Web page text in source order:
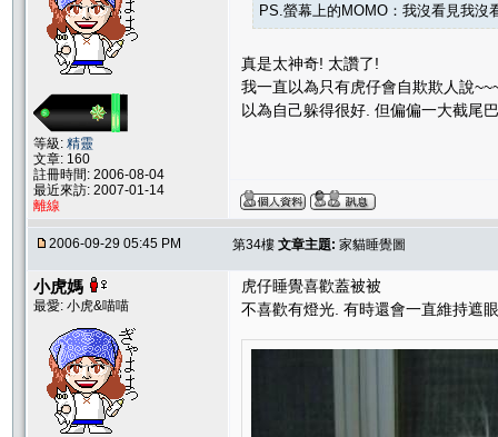
等級: 精靈
文章: 160
註冊時間: 2006-08-04
最近來訪: 2007-01-14
離線
PS.螢幕上的MOMO：我沒看見我沒
真是太神奇! 太讚了!
我一直以為只有虎仔會自欺欺人說
以為自己躲得很好. 但偏偏一大截尾
2006-09-29 05:45 PM 第34樓 文章主題: 家貓睡覺圖
小虎媽
最愛: 小虎&喵喵
虎仔睡覺喜歡蓋被被
不喜歡有燈光. 有時還會一直維持遮